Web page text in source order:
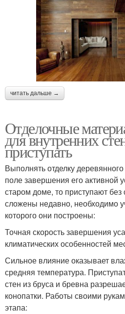
читать дальше →
Отделочные
для внутренних
приступать
Выполнять отделку
поле завершения его активной
старом доме, то приступают
сложены недавно, необходимо
которого они построены:
Точная скорость завершения
климатических особенностей
Сильное влияние оказывает
средняя температура.
стен из бруса и бревна
конопатки. Работы своими
этапа: